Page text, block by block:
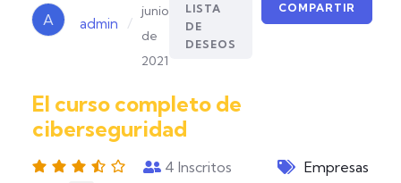
A admin /
junio
de
2021
LISTA
DE
DESEOS
COMPARTIR
El curso completo de
ciberseguridad
4 Inscritos Empresas